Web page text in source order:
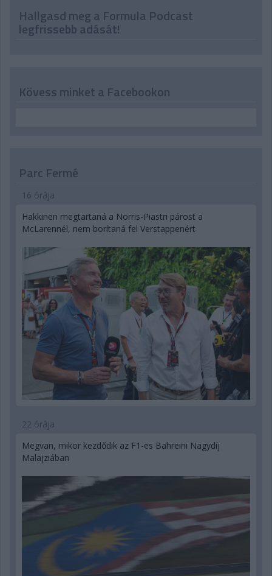
Hallgasd meg a Formula Podcast
legfrissebb adását!
Kövess minket a Facebookon
Parc Fermé
16 órája
Hakkinen megtartaná a Norris-Piastri párost a
McLarennél, nem borítaná fel Verstappenért
22 órája
Megvan, mikor kezdődik az F1-es Bahreini Nagydíj
Malajziában